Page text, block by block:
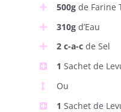
500gde Farine
310gd’Eau
2 c-a-cde Sel
1 Sachet de
Ou
1 Sachet de